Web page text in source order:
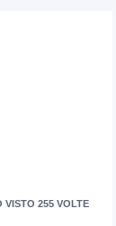
VISTO 255 VOLTE